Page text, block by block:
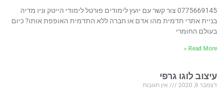
0775669145 צור קשר עם יועץ לימודים פורטל לימודי הייטק וניו מדיה
בניית אתרי תדמית מהו אדם או חברה ללא התדמית האופפת אותו? כיום
בעולם החומרי
Read More »
עיצוב לוגו גרפי
דצמבר 9, 2020
אין תגובות